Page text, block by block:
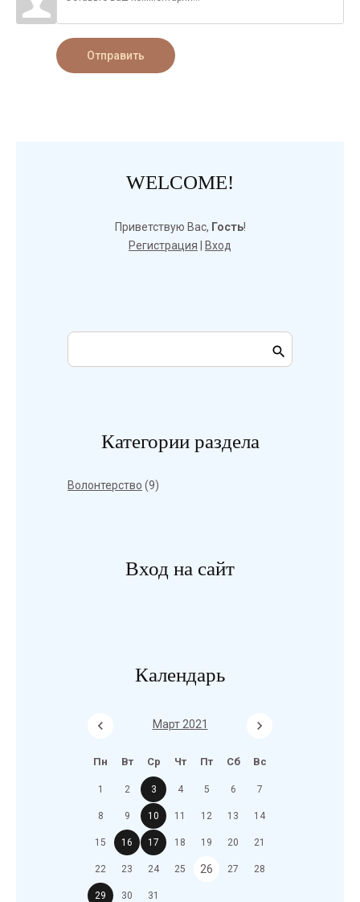
Отправить
WELCOME!
Приветствую Вас, Гость!
Регистрация
Вход
Категории раздела
Волонтерство (9)
Вход на сайт
Календарь
Март 2021
Пн Вт Ср Чт Пт Сб Вс
1 2 3 4 5 6 7
8 9 10 11 12 13 14
15 16 17 18 19 20 21
22 23 24 25 26 27 28
29 30 31